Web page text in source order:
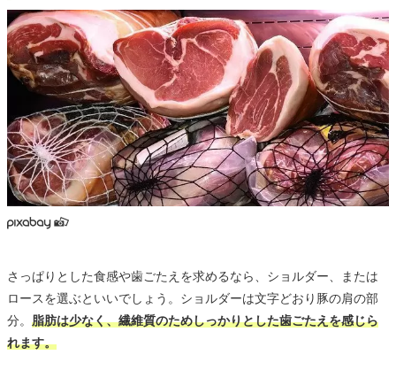
さっぱりとした食感や歯ごたえを求めるなら、ショルダー、または
ロースを選ぶといいでしょう。ショルダーは文字どおり豚の肩の部
分。 脂肪は少なく、繊維質のためしっかりとした歯ごたえを感じら
れます。